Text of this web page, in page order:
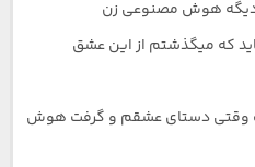
دیگه هوش مصنوعی زن
که میگذشتم از این عشق
وقتی دستای عشقم و گرفت هوش